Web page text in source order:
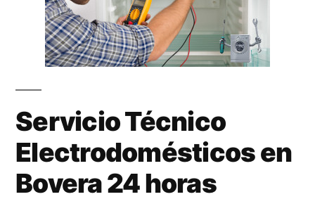
Servicio Técnico
Electrodomésticos en
Bovera 24 horas